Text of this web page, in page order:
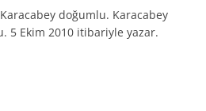
doğumlu. Karacabey
5 Ekim 2010 itibariyle yazar.